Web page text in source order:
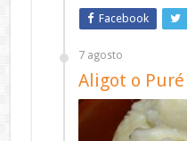
Facebook
7 agosto
Aligot o